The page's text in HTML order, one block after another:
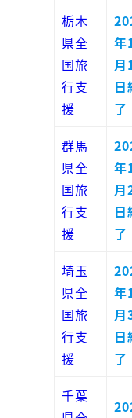
栃木
県全
国旅
行支
援
年
月
日
了
群馬
県全
国旅
行支
援
年
月
日
了
埼玉
県全
国旅
行支
援
年
月
日
了
千葉